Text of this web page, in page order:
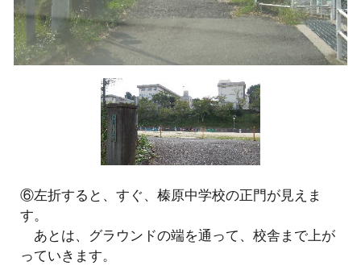
⑥左折すると、すぐ、榛原中学校の正門が見えま
す。
あとは、グラウンドの端を通って、校舎まで上が
っていきます。